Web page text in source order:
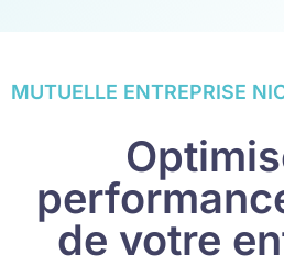
MUTUELLE ENTREPRISE
de votre